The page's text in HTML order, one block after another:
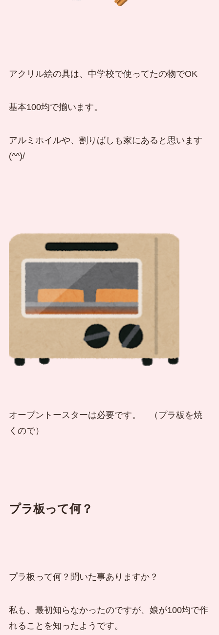
アクリル絵の具は、中学校で使ってたの物でOK
基本100均で揃います。
アルミホイルや、割りばしも家にあると思います
(^^)/
オーブントースターは必要です。 （プラ板を焼
くので）
プラ板って何？
プラ板って何？聞いた事ありますか？
私も、最初知らなかったのですが、娘が100均で作
れることを知ったようです。